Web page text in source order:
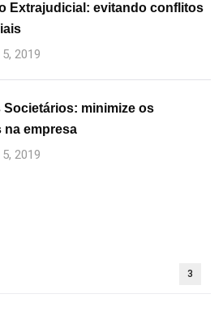
Extrajudicial: evitando conflitos
2019
minimize os
na empresa
2019
3